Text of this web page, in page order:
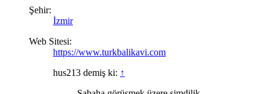
Şehir:
İzmir
Web Sitesi:
https://www.turkbalikavi.com
hus213 demiş ki: ↑